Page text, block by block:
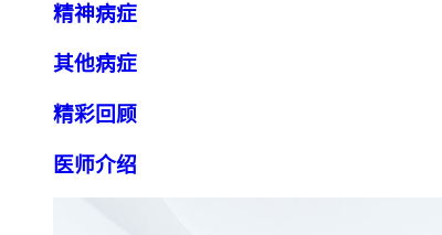
精神病症
其他病症
精彩回顾
医师介绍